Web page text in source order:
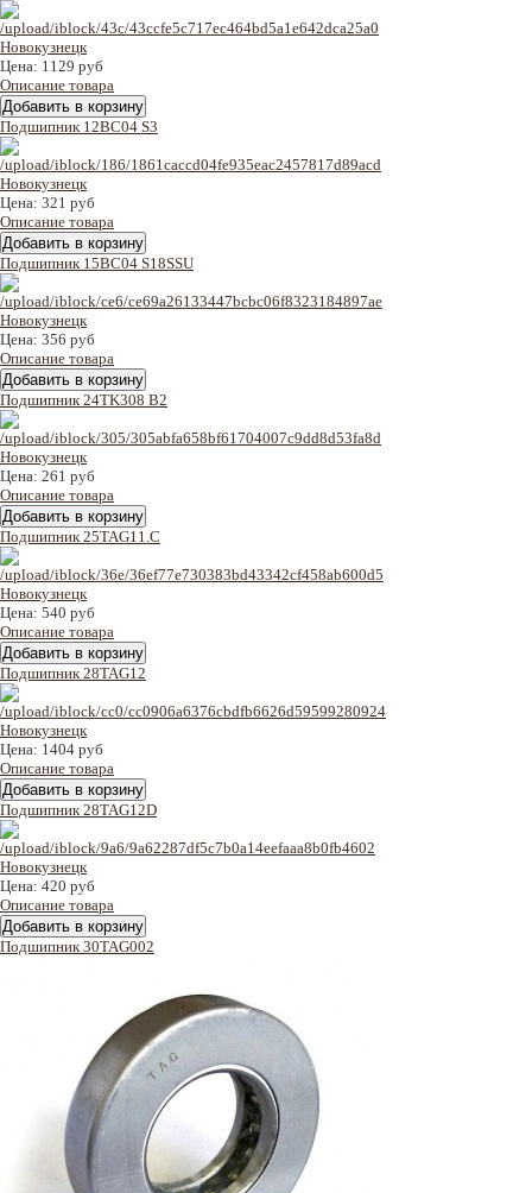
Цена: 1129 руб
Описание товара
Подшипник 12BC04 S3
Цена: 321 руб
Описание товара
Подшипник 15BC04 S18SSU
Цена: 356 руб
Описание товара
Подшипник 24TK308 B2
Цена: 261 руб
Описание товара
Подшипник 25TAG11.C
Цена: 540 руб
Описание товара
Подшипник 28TAG12
Цена: 1404 руб
Описание товара
Подшипник 28TAG12D
Цена: 420 руб
Описание товара
Подшипник 30TAG002